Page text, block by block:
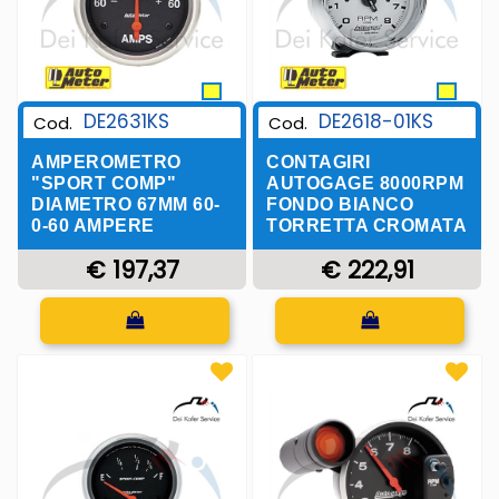
Cod. DE2631KS
AMPEROMETRO
"SPORT COMP"
DIAMETRO 67MM 60-
0-60 AMPERE
€ 197,37
Quantità
Cod. DE2618-01KS
CONTAGIRI
AUTOGAGE 8000RPM
FONDO BIANCO
TORRETTA CROMATA
€ 222,91
Quantità